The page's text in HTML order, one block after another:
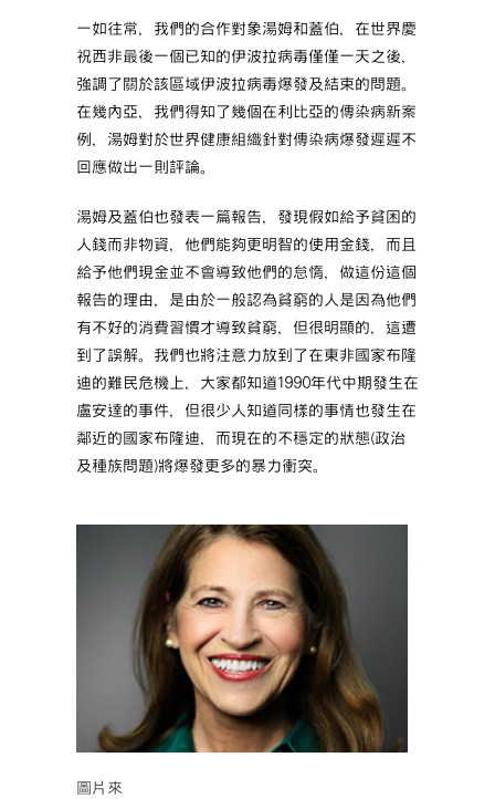
一如往常，我們的合作對象湯姆和蓋伯，在世界慶
祝西非最後一個已知的伊波拉病毒僅僅一天之後，
強調了關於該區域伊波拉病毒爆發及結束的問題。
在幾內亞，我們得知了幾個在利比亞的傳染病新案
例，湯姆對於世界健康組織針對傳染病爆發遲遲不
回應做出一則評論。
湯姆及蓋伯也發表一篇報告，發現假如給予貧困的
人錢而非物資，他們能夠更明智的使用金錢，而且
給予他們現金並不會導致他們的怠惰，做這份這個
報告的理由，是由於一般認為貧窮的人是因為他們
有不好的消費習慣才導致貧窮，但很明顯的，這遭
到了誤解。我們也將注意力放到了在東非國家布隆
迪的難民危機上，大家都知道1990年代中期發生在
盧安達的事件，但很少人知道同樣的事情也發生在
鄰近的國家布隆迪，而現在的不穩定的狀態(政治
及種族問題)將爆發更多的暴力衝突。
圖片來